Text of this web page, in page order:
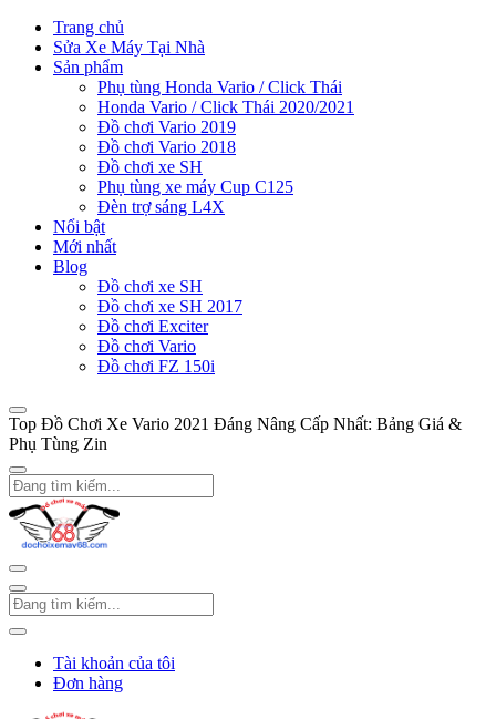
Trang chủ
Sửa Xe Máy Tại Nhà
Sản phẩm
Phụ tùng Honda Vario / Click Thái
Honda Vario / Click Thái 2020/2021
Đồ chơi Vario 2019
Đồ chơi Vario 2018
Đồ chơi xe SH
Phụ tùng xe máy Cup C125
Đèn trợ sáng L4X
Nổi bật
Mới nhất
Blog
Đồ chơi xe SH
Đồ chơi xe SH 2017
Đồ chơi Exciter
Đồ chơi Vario
Đồ chơi FZ 150i
Top Đồ Chơi Xe Vario 2021 Đáng Nâng Cấp Nhất: Bảng Giá &
Phụ Tùng Zin
Tài khoản của tôi
Đơn hàng